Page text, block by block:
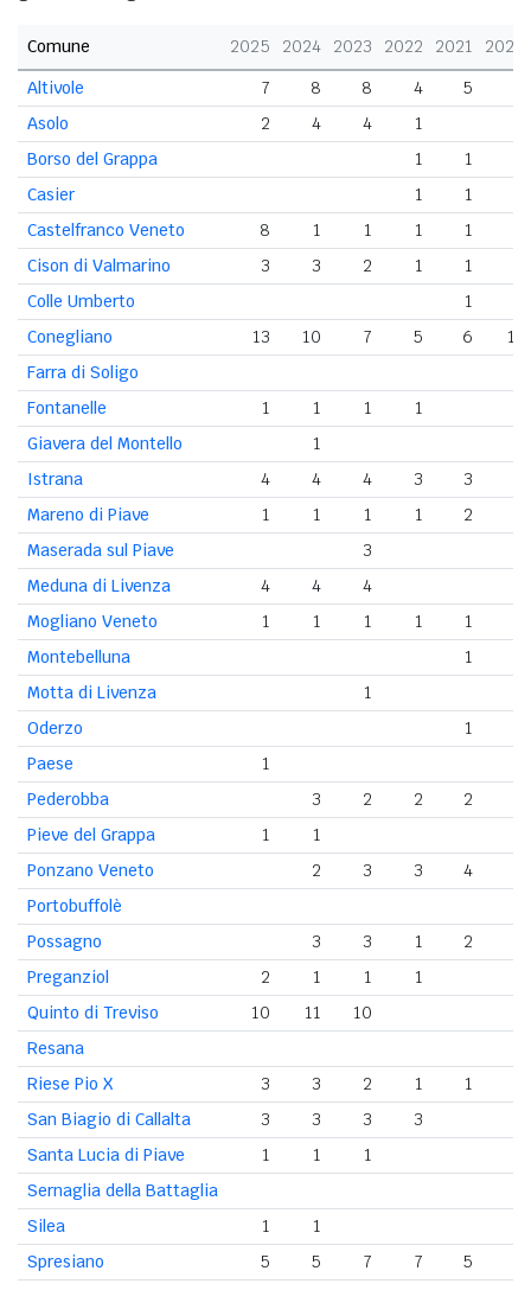
Comune 2025 2024 2023 2022 2021
2020
Altivole
7 8 8 4
5
Asolo
2 4 4 1
Borso del Grappa
1
1
Casier
1 1
Castelfranco Veneto
8 1 1 1 1
Cison di Valmarino
3 3 2 1 1
Colle Umberto
1
Conegliano
13 10 7 5 6
13
Farra di Soligo
Fontanelle
1 1 1
1
Giavera del Montello
1
Istrana
4 4 4 3 3
Mareno di Piave
1 1 1 1 2
Maserada sul Piave
3
Meduna di Livenza
4 4
4
Mogliano Veneto
1 1 1 1 1
Montebelluna
1
Motta di Livenza
1
Oderzo
1
Paese
1
Pederobba
3 2 2
2
Pieve del Grappa
1
1
Ponzano Veneto
2 3 3 4
Portobuffolè
Possagno
3 3 1 2
Preganziol
2 1 1
1
Quinto di Treviso
10 11
10
Resana
Riese Pio X
3 3 2 1 1
San Biagio di Callalta
3 3 3
3
Santa Lucia di Piave
1 1
1
Sernaglia della Battaglia
Silea
1
1
Spresiano
5 5 7 7 5